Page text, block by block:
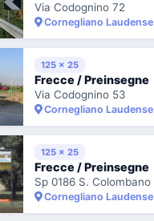
Via Codognino 72
Cornegliano Laudense
125 x 25
Frecce / Preinsegne
Via Codognino 53
Cornegliano Laudense
125 x 25
Frecce / Preinsegne
Cornegliano Laudense